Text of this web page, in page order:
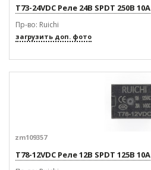
T73-24VDC Реле 24В SPDT 250В 10А
Пр-во: Ruichi
загрузить доп. фото
zm109357
T78-12VDC Реле 12В SPDT 125В 10А